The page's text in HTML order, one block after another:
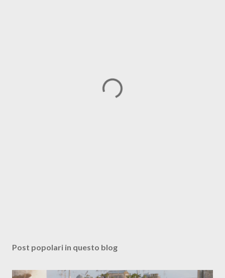
Post popolari in questo blog